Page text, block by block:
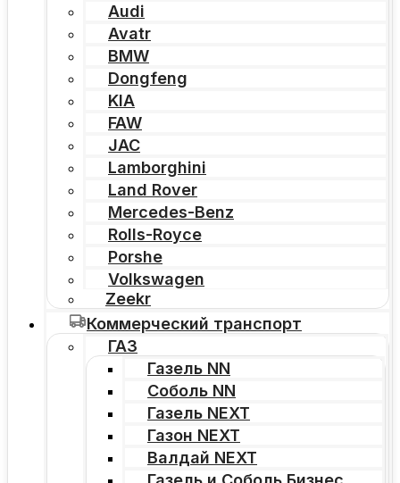
Audi
Avatr
BMW
Dongfeng
KIA
FAW
JAC
Lamborghini
Land Rover
Mercedes-Benz
Rolls-Royce
Porshe
Volkswagen
Zeekr
Коммерческий транспорт
ГАЗ
Газель NN
Соболь NN
Газель NEXT
Газон NEXT
Валдай NEXT